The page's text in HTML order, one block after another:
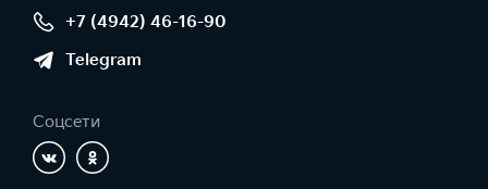
+7 (4942) 46-16-90
Telegram
Соцсети